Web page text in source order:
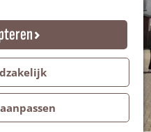
& Bloemencorso
evenementen